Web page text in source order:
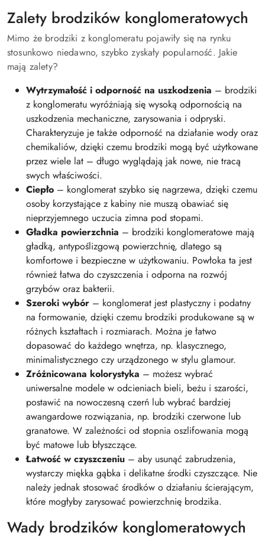
Zalety brodzików konglomeratowych
Mimo że brodziki z konglomeratu pojawiły się na rynku
stosunkowo niedawno, szybko zyskały popularność. Jakie
mają zalety?
Wytrzymałość i odporność na uszkodzenia – brodziki
z konglomeratu wyróżniają się wysoką odpornością na
uszkodzenia mechaniczne, zarysowania i odpryski.
Charakteryzuje je także odporność na działanie wody oraz
chemikaliów, dzięki czemu brodziki mogą być użytkowane
przez wiele lat – długo wyglądają jak nowe, nie tracą
swych właściwości.
Ciepło – konglomerat szybko się nagrzewa, dzięki czemu
osoby korzystające z kabiny nie muszą obawiać się
nieprzyjemnego uczucia zimna pod stopami.
Gładka powierzchnia – brodziki konglomeratowe mają
gładką, antypoślizgową powierzchnię, dlatego są
komfortowe i bezpieczne w użytkowaniu. Powłoka ta jest
również łatwa do czyszczenia i odporna na rozwój
grzybów oraz bakterii.
Szeroki wybór – konglomerat jest plastyczny i podatny
na formowanie, dzięki czemu brodziki produkowane są w
różnych kształtach i rozmiarach. Można je łatwo
dopasować do każdego wnętrza, np. klasycznego,
minimalistycznego czy urządzonego w stylu glamour.
Zróżnicowana kolorystyka – możesz wybrać
uniwersalne modele w odcieniach bieli, beżu i szarości,
postawić na nowoczesną czerń lub wybrać bardziej
awangardowe rozwiązania, np. brodziki czerwone lub
granatowe. W zależności od stopnia oszlifowania mogą
być matowe lub błyszczące.
Łatwość w czyszczeniu – aby usunąć zabrudzenia,
wystarczy miękka gąbka i delikatne środki czyszczące. Nie
należy jednak stosować środków o działaniu ścierającym,
które mogłyby zarysować powierzchnię brodzika.
Wady brodzików konglomeratowych